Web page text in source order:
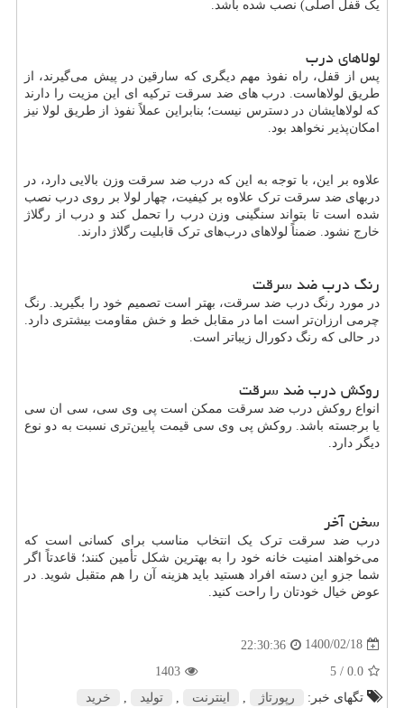
یک قفل اصلی) نصب شده باشد.
لولاهای درب
پس از قفل، راه نفوذ مهم دیگری که سارقین در پیش می‌گیرند، از
طریق لولاهاست. درب های ضد سرقت ترکیه ای این مزیت را دارند
که لولاهایشان در دسترس نیست؛ بنابراین عملاً نفوذ از طریق لولا نیز
امکان‌پذیر نخواهد بود.
علاوه بر این، با توجه به این که درب ضد سرقت وزن بالایی دارد، در
دربهای ضد سرقت ترک علاوه بر کیفیت، چهار لولا بر روی درب نصب
شده است تا بتواند سنگینی وزن درب را تحمل کند و درب از رگلاژ
خارج نشود. ضمناً لولاهای درب‌های ترک قابلیت رگلاژ دارند.
رنگ درب ضد سرقت
در مورد رنگ درب ضد سرقت، بهتر است تصمیم خود را بگیرید. رنگ
چرمی ارزان‌تر است اما در مقابل خط و خش مقاومت بیشتری دارد.
در حالی که رنگ دکورال زیباتر است.
روکش درب ضد سرقت
انواع روکش درب ضد سرقت ممکن است پی وی سی، سی ان سی
یا برجسته باشد. روکش پی وی سی قیمت پایین‌تری نسبت به دو نوع
دیگر دارد.
سخن آخر
درب ضد سرقت ترک یک انتخاب مناسب برای کسانی است که
می‌خواهند امنیت خانه خود را به بهترین شکل تأمین کنند؛ قاعدتاً اگر
شما جزو این دسته افراد هستید باید هزینه آن را هم متقبل شوید. در
عوض خیال خودتان را راحت کنید.
1400/02/18
22:30:36
0.0
/ 5
1403
تگهای خبر:
رپورتاژ , اینترنت , تولید , خرید